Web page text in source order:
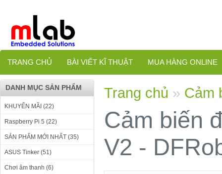
TRANG CHỦ BÀI VIẾT KĨ THUẬT MUA HÀNG ONLINE
DANH MỤC SẢN PHẨM
KHUYẾN MÃI (22)
Raspberry Pi 5 (22)
SẢN PHẨM MỚI NHẤT (35)
ASUS Tinker (51)
Chơi âm thanh (6)
Trang chủ » Cảm
Cảm biến
V2 -